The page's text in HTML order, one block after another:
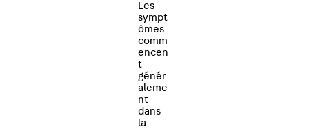
Les
sympt
ômes
comm
encen
t
génér
aleme
nt
dans
la